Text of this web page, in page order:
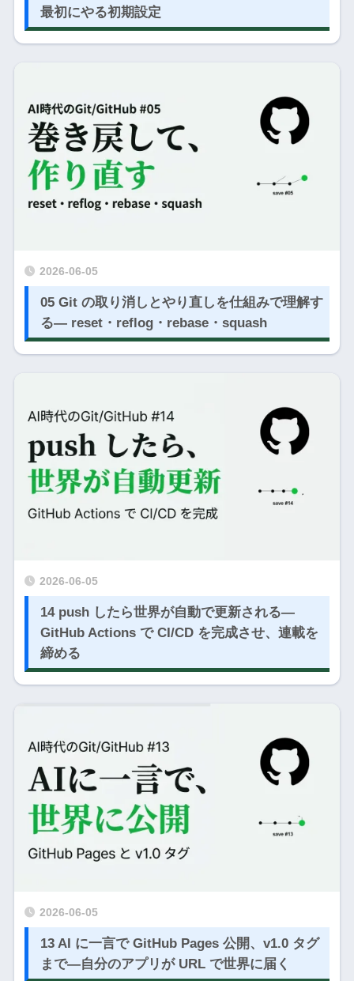
最初にやる初期設定
2026-06-05
05 Git の取り消しとやり直しを仕組みで理解す
る― reset・reflog・rebase・squash
2026-06-05
14 push したら世界が自動で更新される―
GitHub Actions で CI/CD を完成させ、連載を
締める
2026-06-05
13 AI に一言で GitHub Pages 公開、v1.0 タグ
まで―自分のアプリが URL で世界に届く